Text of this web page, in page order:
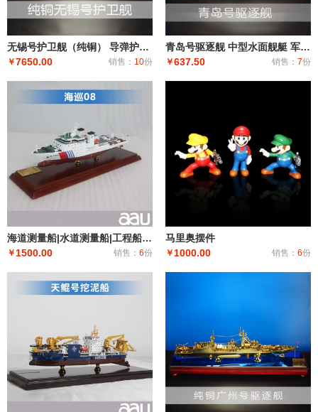
无锡号护卫舰（纯铜） 导弹护卫舰工艺船航模纪念摆件展览收藏品送礼
￥7650.00 销售： 10份
青岛号驱逐舰 中型水面舰艇 军事海军舰艇模型 工艺船航模纪念摆件展览收藏品送
￥637.50 销售： 7份
海道测量船|水道测量船|工程船布缆船|海巡08海道测量船模型工艺船航模纪念摆件展览收藏品送礼
￥ 1500.00 销售： 6份
马里奥摆件
￥ 1000.00 销售： 6份